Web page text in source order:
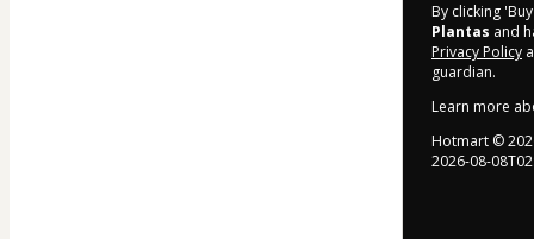
By clicking
Plantas and
Privacy Policy
guardian.
Learn more
Hotmart ©
2026-08-